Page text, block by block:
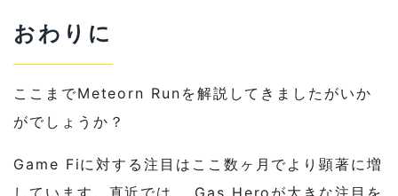
おわりに
ここまでMeteorn Runを解説してきましたがいか
がでしょうか？
Game Fiに対する注目はここ数ヶ月でより顕著に増